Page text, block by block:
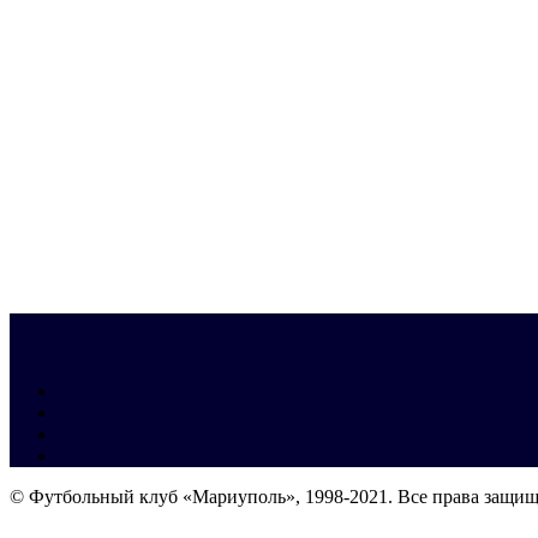
© Футбольный клуб «Мариуполь», 1998-2021. Все права